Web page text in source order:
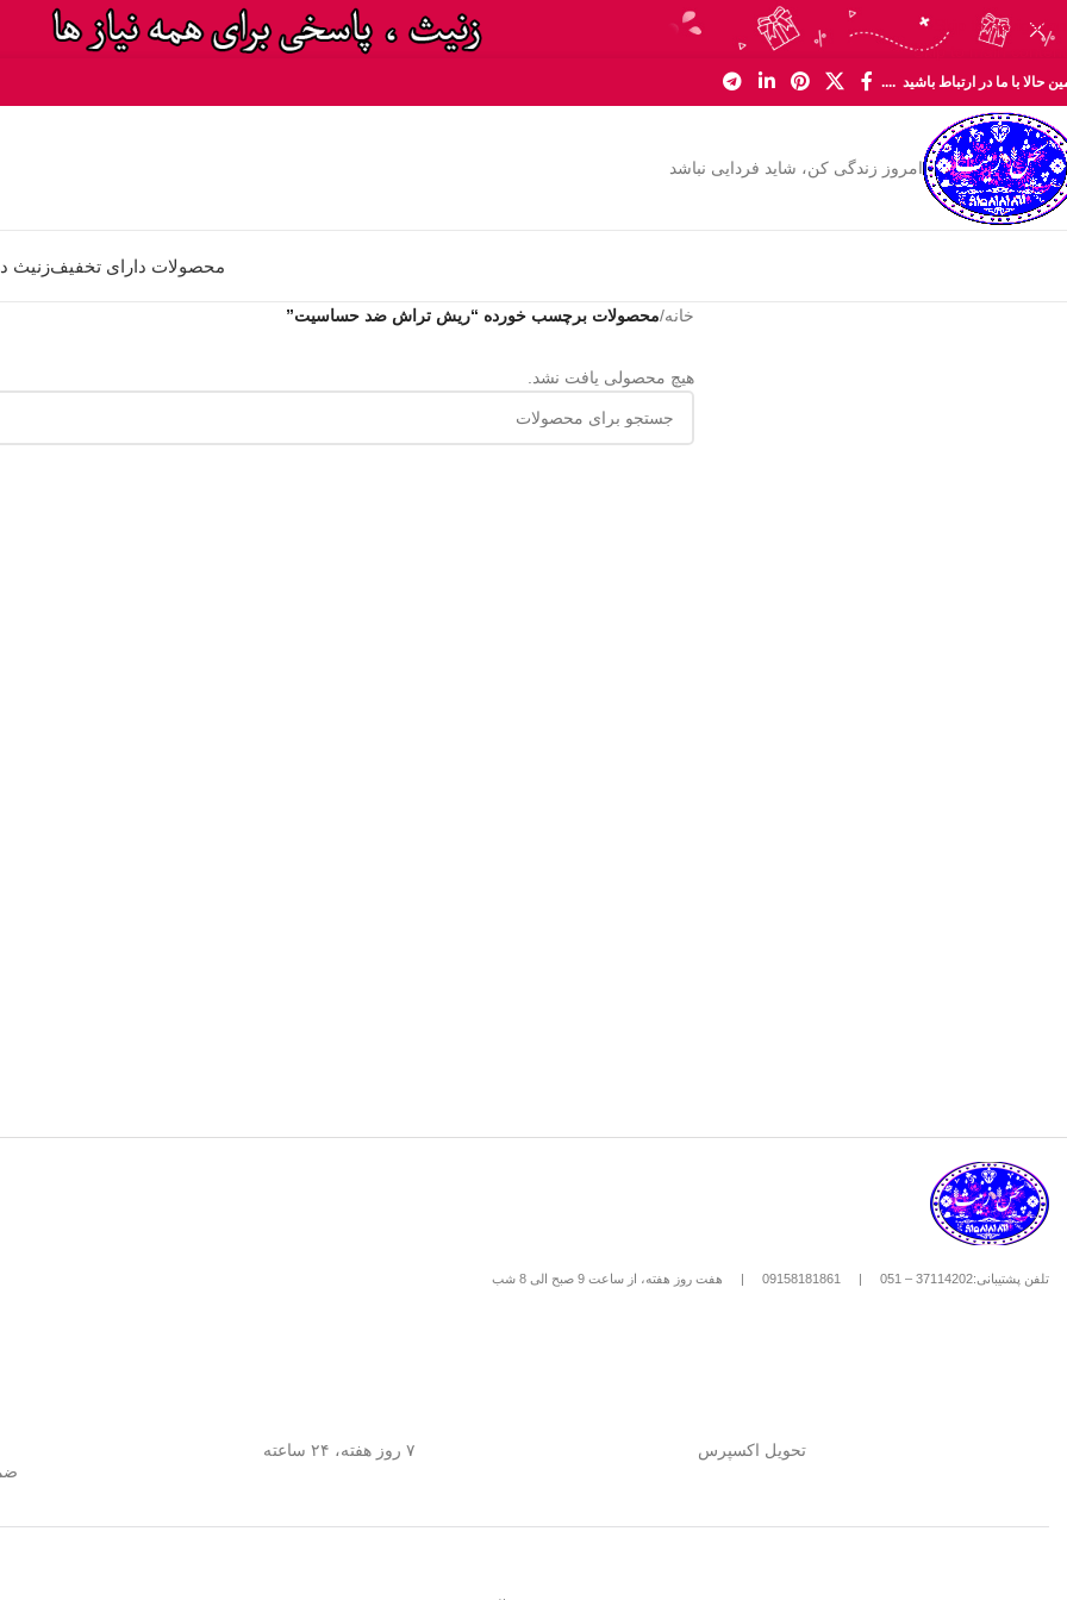
Skip to navigation
Skip to main content
حالا با ما در ارتباط باشید ....
امروز زندگی کن، شاید فردایی نباشد
محصولات دارای تخفیفزنیث
خانه/محصولات برچسب خورده “ریش تراش ضد حساسیت”
هیچ محصولی یافت نشد.
تلفن پشتیبانی:37114202 – 051 |
09158181861
| هفت روز هفته، از ساعت 9 صبح الی 8 شب
تحویل اکسپرس
۷ روز هفته، ۲۴ ساعته